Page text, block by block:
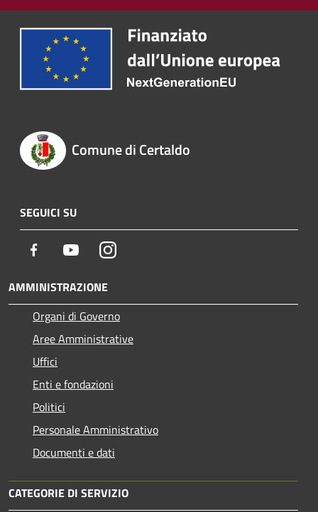
Comune di Certaldo
SEGUICI SU
Facebook YoutubeInstagram
AMMINISTRAZIONE
Organi di Governo
Aree Amministrative
Uffici
Enti e fondazioni
Politici
Personale Amministrativo
Documenti e dati
CATEGORIE DI SERVIZIO